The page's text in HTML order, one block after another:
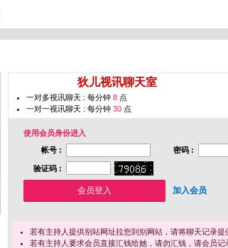
狄儿视讯聊天室
一对多视讯聊天 : 每分钟 8 点
一对一视讯聊天 : 每分钟 30 点
使用会员身份进入
帐号 :
密码 :
验证码 :
加入会员
若有主持人提供别站网址拉您到别网站，请将聊天记录提
若有主持人要求会员直接汇钱给她，请勿汇钱，请会员